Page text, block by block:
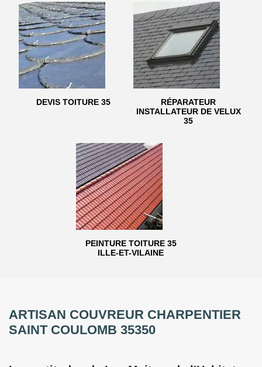
DEVIS TOITURE 35
RÉPARATEUR
INSTALLATEUR DE VELUX
35
PEINTURE TOITURE 35
ILLE-ET-VILAINE
ARTISAN COUVREUR CHARPENTIER
SAINT COULOMB 35350